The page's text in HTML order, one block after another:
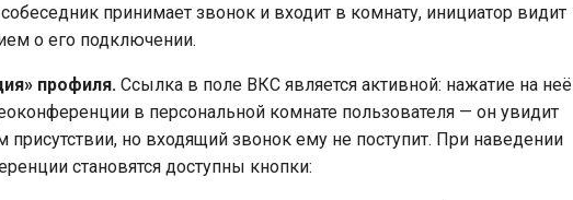
принимает звонок и входит в комнату, инициатор видит
о его подключении.
профиля. Ссылка в поле ВКС является активной: нажатие на неё
в персональной комнате пользователя — он увидит
но входящий звонок ему не поступит. При наведении
становятся доступны кнопки: